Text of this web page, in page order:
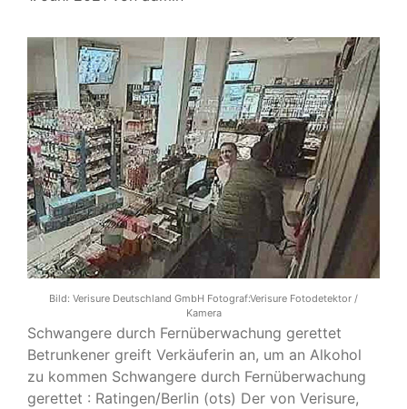
Bild: Verisure Deutschland GmbH Fotograf:Verisure Fotodetektor /
Kamera
Schwangere durch Fernüberwachung gerettet
Betrunkener greift Verkäuferin an, um an Alkohol
zu kommen Schwangere durch Fernüberwachung
gerettet : Ratingen/Berlin (ots) Der von Verisure,